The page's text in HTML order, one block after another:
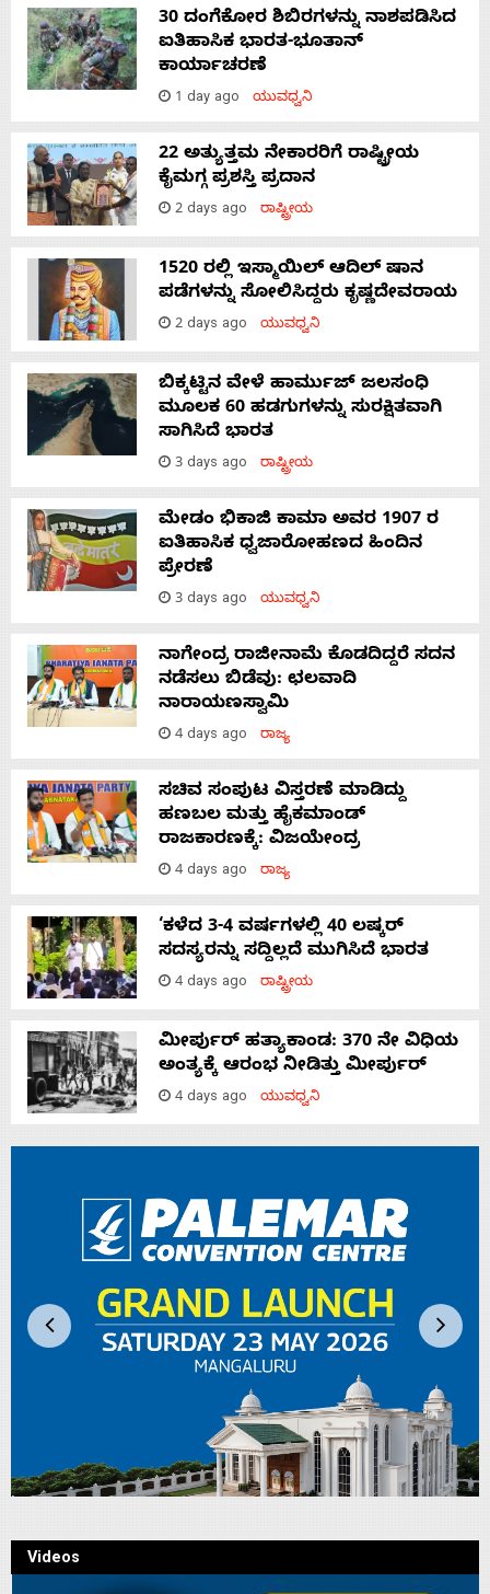
30 ದಂಗೆಕೋರ ಶಿಬಿರಗಳನ್ನು ನಾಶಪಡಿಸಿದ
ಐತಿಹಾಸಿಕ ಭಾರತ-ಭೂತಾನ್
ಕಾರ್ಯಾಚರಣೆ
1 day ago ಯುವಧ್ವನಿ
22 ಅತ್ಯುತ್ತಮ ನೇಕಾರರಿಗೆ ರಾಷ್ಟ್ರೀಯ
ಕೈಮಗ್ಗ ಪ್ರಶಸ್ತಿ ಪ್ರದಾನ
2 days ago ರಾಷ್ಟ್ರೀಯ
1520 ರಲ್ಲಿ ಇಸ್ಮಾಯಿಲ್ ಆದಿಲ್ ಷಾನ
ಪಡೆಗಳನ್ನು ಸೋಲಿಸಿದ್ದರು ಕೃಷ್ಣದೇವರಾಯ
2 days ago ಯುವಧ್ವನಿ
ಬಿಕ್ಕಟ್ಟಿನ ವೇಳೆ ಹಾರ್ಮುಜ್ ಜಲಸಂಧಿ
ಮೂಲಕ 60 ಹಡಗುಗಳನ್ನು ಸುರಕ್ಷಿತವಾಗಿ
ಸಾಗಿಸಿದೆ ಭಾರತ
3 days ago ರಾಷ್ಟ್ರೀಯ
ಮೇಡಂ ಭಿಕಾಜಿ ಕಾಮಾ ಅವರ 1907 ರ
ಐತಿಹಾಸಿಕ ಧ್ವಜಾರೋಹಣದ ಹಿಂದಿನ
ಪ್ರೇರಣೆ
3 days ago ಯುವಧ್ವನಿ
ನಾಗೇಂದ್ರ ರಾಜೀನಾಮೆ ಕೊಡದಿದ್ದರೆ ಸದನ
ನಡೆಸಲು ಬಿಡೆವು: ಛಲವಾದಿ
ನಾರಾಯಣಸ್ವಾಮಿ
4 days ago ರಾಜ್ಯ
ಸಚಿವ ಸಂಪುಟ ವಿಸ್ತರಣೆ ಮಾಡಿದ್ದು
ಹಣಬಲ ಮತ್ತು ಹೈಕಮಾಂಡ್
ರಾಜಕಾರಣಕ್ಕೆ: ವಿಜಯೇಂದ್ರ
4 days ago ರಾಜ್ಯ
‘ಕಳೆದ 3-4 ವರ್ಷಗಳಲ್ಲಿ 40 ಲಷ್ಕರ್
ಸದಸ್ಯರನ್ನು ಸದ್ದಿಲ್ಲದೆ ಮುಗಿಸಿದೆ ಭಾರತ
4 days ago ರಾಷ್ಟ್ರೀಯ
ಮೀರ್ಪುರ್ ಹತ್ಯಾಕಾಂಡ: 370 ನೇ ವಿಧಿಯ
ಅಂತ್ಯಕ್ಕೆ ಆರಂಭ ನೀಡಿತ್ತು ಮೀರ್ಪುರ್
4 days ago ಯುವಧ್ವನಿ
Videos